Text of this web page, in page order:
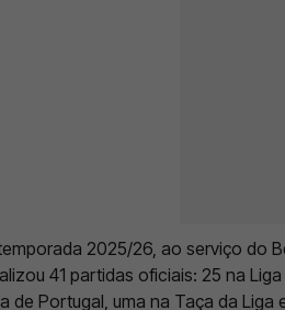
2025/26, ao serviço do
41 partidas oficiais: 25 na
de Portugal, uma na Taça da Liga